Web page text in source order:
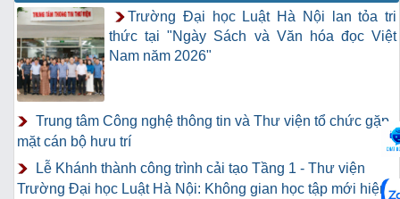
Trường Đại học Luật Hà Nội lan tỏa tri
thức tại "Ngày Sách và Văn hóa đọc Việt
Nam năm 2026"
Trung tâm Công nghệ thông tin và Thư viện tổ chức gặp
mặt cán bộ hưu trí
Lễ Khánh thành công trình cải tạo Tầng 1 - Thư viện
Trường Đại học Luật Hà Nội: Không gian học tập mới hiện